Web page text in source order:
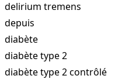
delirium tremens
depuis
diabète
diabète type 2
diabète type 2 contrôlé